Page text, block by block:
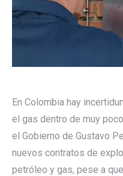
En Colombia hay
el gas dentro de muy
el Gobierno de Gustavo
nuevos contratos de
petróleo y gas, pese a